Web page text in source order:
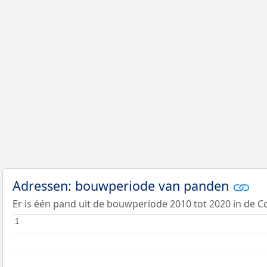
Adressen: bouwperiode van panden
Er is één pand uit de bouwperiode 2010 tot 2020 in de
11